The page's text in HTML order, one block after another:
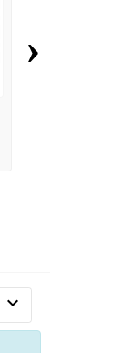
›
